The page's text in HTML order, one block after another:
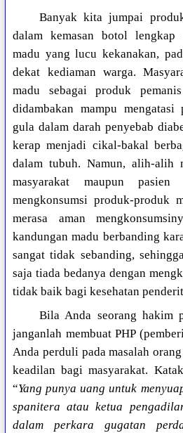
Banyak kita jumpai
dalam kemasan botol lengkap
madu yang lucu kekanakan,
dekat kediaman warga.
madu sebagai produk
didambakan mampu
gula dalam darah penyebab
kerap menjadi cikal-bakal
dalam tubuh. Namun, alih-alih
masyarakat maupun
mengkonsumsi produk-produk
merasa aman
kandungan madu berbanding
sangat tidak sebanding,
saja tiada bedanya dengan
tidak baik bagi kesehatan
Bila Anda seorang hakim
janganlah membuat PHP
Anda perduli pada masalah
keadilan bagi masyarakat.
“Yang punya uang untuk
spanitera atau ketua
dalam perkara gugatan